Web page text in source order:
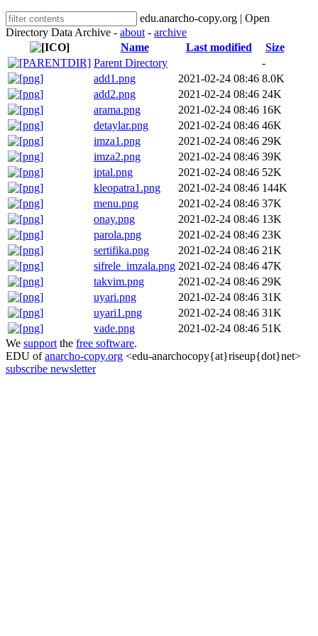
edu.anarcho-copy.org | Open
Directory Data Archive - about - archive
Name
Last modified
Size
Parent Directory
-
add1.png
2021-02-24 08:46 8.0K
add2.png
2021-02-24 08:46 24K
arama.png
2021-02-24 08:46 16K
detaylar.png
2021-02-24 08:46 46K
imza1.png
2021-02-24 08:46 29K
imza2.png
2021-02-24 08:46 39K
iptal.png
2021-02-24 08:46 52K
kleopatra1.png
2021-02-24 08:46 144K
menu.png
2021-02-24 08:46 37K
onay.png
2021-02-24 08:46 13K
parola.png
2021-02-24 08:46 23K
sertifika.png
2021-02-24 08:46 21K
sifrele_imzala.png 2021-02-24 08:46 47K
takvim.png
2021-02-24 08:46 29K
uyari.png
2021-02-24 08:46 31K
uyari1.png
2021-02-24 08:46 31K
vade.png
2021-02-24 08:46 51K
We support the free software.
EDU ofanarcho-copy.org <edu-anarchocopy{at}riseup{dot}net>
subscribe newsletter